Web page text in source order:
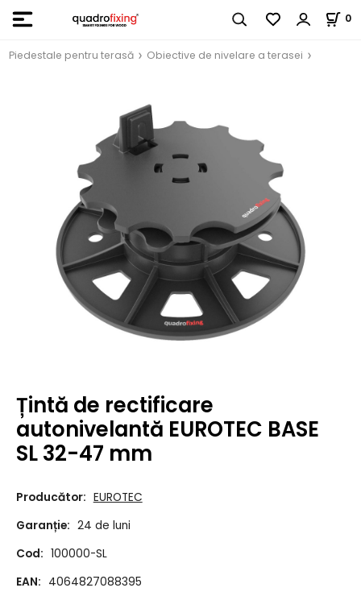
0
Piedestale pentru terasă Obiective de nivelare a terasei
Țintă de rectificare
autonivelantă EUROTEC BASE
SL 32-47 mm
Producător: EUROTEC
Garanție: 24 de luni
Cod: 100000-SL
EAN: 4064827088395